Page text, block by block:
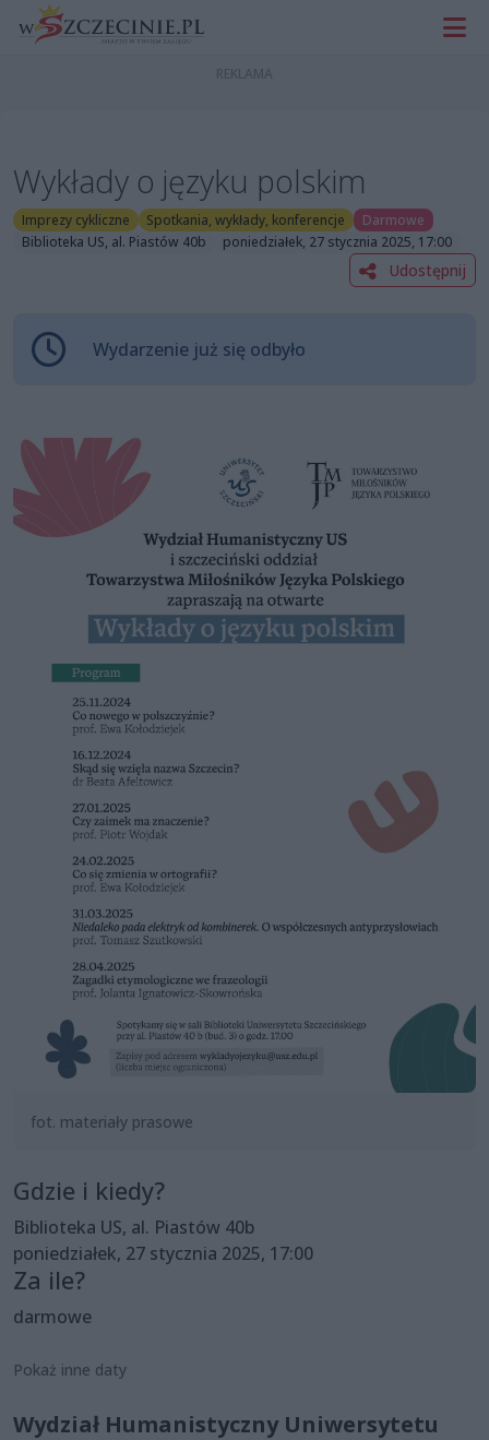
Wykłady o języku polskim
Imprezy cykliczne Spotkania, wykłady, konferencje
Darmowe
Biblioteka US, al. Piastów 40b
poniedziałek, 27 stycznia 2025, 17:00
Udostępnij
Wydarzenie już się odbyło
fot. materiały prasowe
Gdzie i kiedy?
Biblioteka US, al. Piastów 40b
poniedziałek, 27 stycznia 2025, 17:00
Za ile?
darmowe
Pokaż inne daty
Wydział Humanistyczny Uniwersytetu